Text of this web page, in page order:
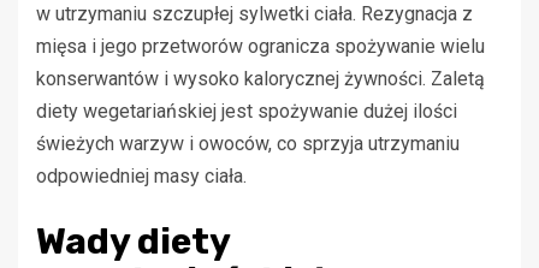
w utrzymaniu szczupłej sylwetki ciała. Rezygnacja z
mięsa i jego przetworów ogranicza spożywanie wielu
konserwantów i wysoko kalorycznej żywności. Zaletą
diety wegetariańskiej jest spożywanie dużej ilości
świeżych warzyw i owoców, co sprzyja utrzymaniu
odpowiedniej masy ciała.
Wady diety